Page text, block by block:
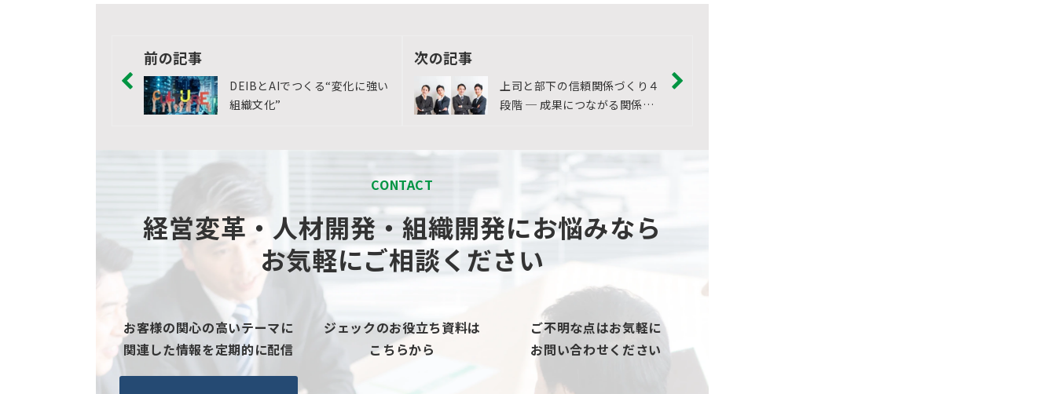
前の記事
DEIBとAIでつくる“変化に強い
組織文化”
次の記事
上司と部下の信頼関係づくり４
段階 ─ 成果につながる関係性
CONTACT
経営変革・人材開発・組織開発にお悩みなら
お気軽にご相談ください
お客様の関心の高いテーマに
関連した情報を定期的に配信
ジェックのお役立ち資料は
こちらから
ご不明な点はお気軽に
お問い合わせください